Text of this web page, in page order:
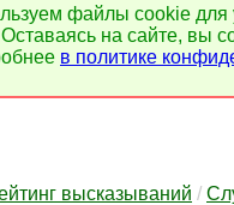
файлы cookie для
Оставаясь на сайте, вы
в политике
высказываний /